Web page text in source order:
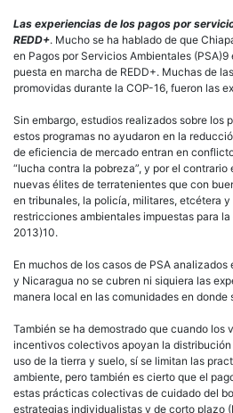
Las experiencias de los pagos por
REDD+. Mucho se ha hablado de que
en Pagos por Servicios Ambientales
puesta en marcha de REDD+. Muchas de
promovidas durante la COP-16, fueron las
Sin embargo, estudios realizados sobre los
estos programas no ayudaron en la
de eficiencia de mercado entran en
“lucha contra la pobreza”, y por el
nuevas élites de terratenientes que con
en tribunales, la policía, militares, etcétera
restricciones ambientales impuestas para
2013)10.
En muchos de los casos de PSA
y Nicaragua no se cubren ni siquiera las
manera local en las comunidades en donde
También se ha demostrado que cuando los
incentivos colectivos apoyan la
uso de la tierra y suelo, sí se limitan las
ambiente, pero también es cierto que el
estas prácticas colectivas de cuidado del
estrategias individualistas y de corto plazo